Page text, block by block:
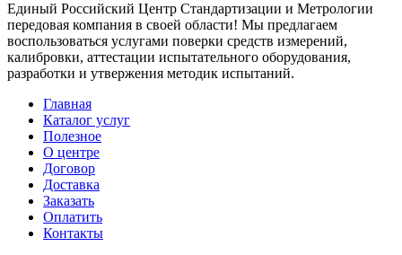
Единый Российский Центр Стандартизации и Метрологии
передовая компания в своей области! Мы предлагаем
воспользоваться услугами поверки средств измерений,
калибровки, аттестации испытательного оборудования,
разработки и утвержения методик испытаний.
Главная
Каталог услуг
Полезное
О центре
Договор
Доставка
Заказать
Оплатить
Контакты